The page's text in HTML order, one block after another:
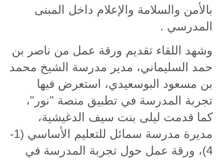
بالأمن والسلامة والإعلام داخل المبنى
المدرسي .
وشهد اللقاء تقديم ورقة عمل من ناصر بن
حمد السليماني، مدير مدرسة الشيخ محمد
بن مسعود البوسعيدي، استعرض فيها
تجربة المدرسة في تطبيق منصة "نور"،
كما قدمت ليلى بنت سيف الدغيشية،
مديرة مدرسة سمائل للتعليم الأساسي (1-
4)، ورقة عمل حول تجربة المدرسة في